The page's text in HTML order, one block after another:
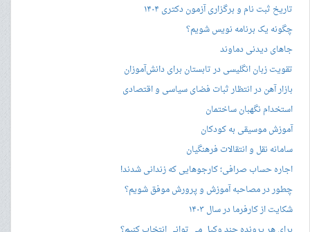
تاریخ ثبت نام و برگزاری آزمون دکتری ۱۴۰۴
چگونه یک برنامه نویس شویم؟
جاهای دیدنی دماوند
تقویت زبان انگلیسی در تابستان برای دانش‌آموزان
بازار آهن در انتظار ثبات فضای سیاسی و اقتصادی
استخدام نگهبان ساختمان
آموزش موسیقی به کودکان
سامانه نقل و انتقالات فرهنگیان
اجاره حساب صرافی؛ کارجوهایی که زندانی شدند!
چطور در مصاحبه‌ آموزش و پرورش موفق شویم؟
شکایت از کارفرما در سال ۱۴۰۳